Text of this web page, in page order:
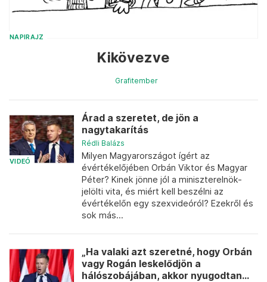
NAPIRAJZ
Kikövezve
Grafitember
VIDEÓ
Árad a szeretet, de jön a
nagytakarítás
Rédli Balázs
Milyen Magyarországot ígért az
évértékelőjében Orbán Viktor és Magyar
Péter? Kinek jönne jól a miniszterelnök-
jelölti vita, és miért kell beszélni az
évértékelőn egy szexvideóról? Ezekről és
sok más...
„Ha valaki azt szeretné, hogy Orbán
vagy Rogán leskelődjön a
hálószobájában, akkor nyugodtan...